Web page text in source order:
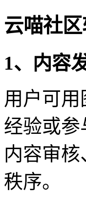
云喵社区
1、内容
用户可
经验或
内容审
秩序。